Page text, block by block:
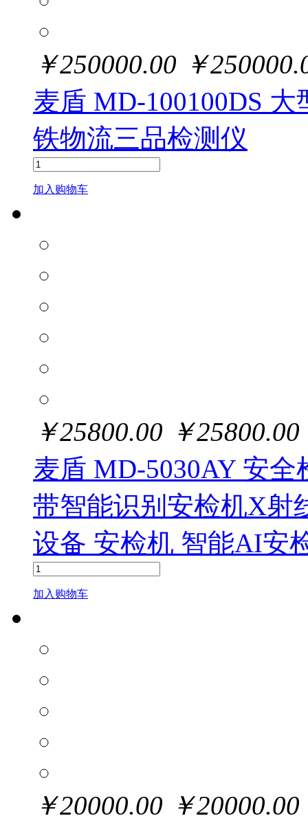
￥250000.00 ￥
麦盾 MD-100100DS
铁物流三品检测仪
加入购物车
￥25800.00 ￥25800.00
麦盾 MD-5030AY 安
带智能识别安检机X射
设备 安检机 智能AI安
加入购物车
￥20000.00 ￥20000.00